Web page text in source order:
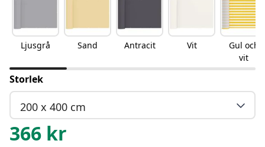
Ljusgrå Sand Antracit Vit
Gul och
vit
Storlek
200 x 400 cm
366 kr